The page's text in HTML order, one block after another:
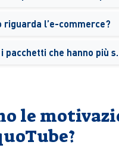
riguarda l’e-commerce?
Quali
le